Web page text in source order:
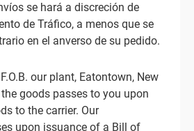
se hará a discreción de
de Tráfico, a menos que se
en el anverso de su pedido.
our plant, Eatontown, New
goods passes to you upon
to the carrier. Our
upon issuance of a Bill of